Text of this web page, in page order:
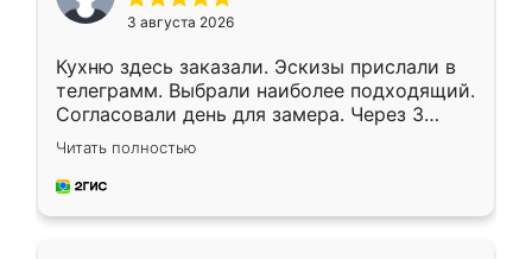
3 августа 2026
Кухню здесь заказали. Эскизы прислали в
телеграмм. Выбрали наиболее подходящий.
Согласовали день для замера. Через 3
недели кухня была уже готова. Остались
довольны работой. Спасибо Ренессанс
мебель за качественную работу!
Читать полностью